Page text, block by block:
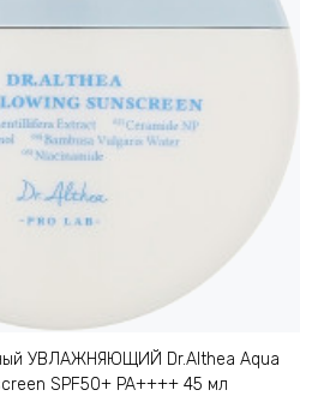
УВЛАЖНЯЮЩИЙ Dr.Althea Aqua
SPF50+ PA++++ 45 мл